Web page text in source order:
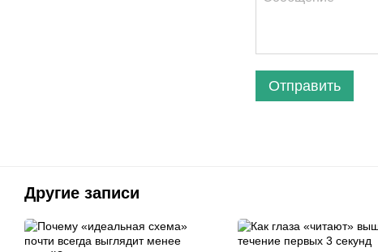
Отправить
Другие записи